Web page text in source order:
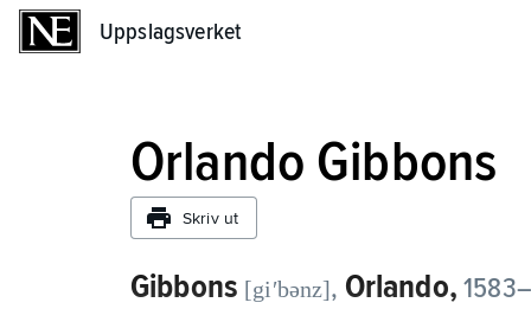
Uppslagsverket
Orlando Gibbons
Skriv ut
Gibbons [giʹbənz], Orlando,